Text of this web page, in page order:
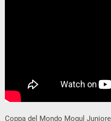
Coppa del Mondo Mogul